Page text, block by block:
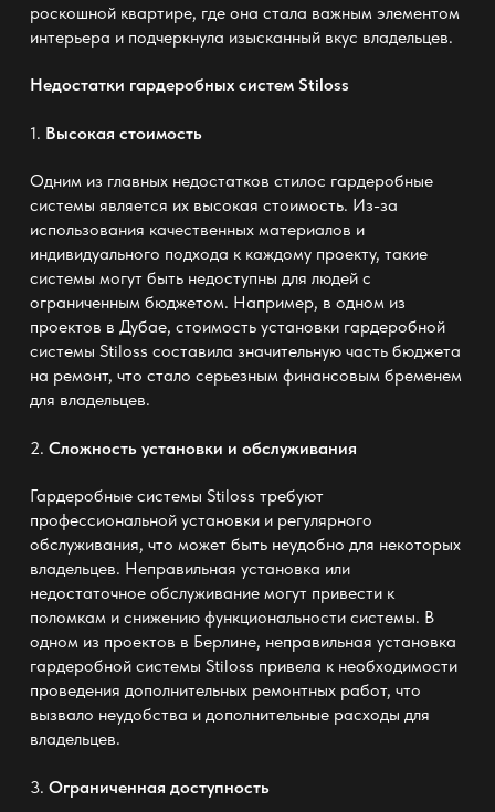
роскошной квартире, где она стала важным элементом
интерьера и подчеркнула изысканный вкус владельцев.
Недостатки гардеробных систем Stiloss
1. Высокая стоимость
Одним из главных недостатков стилос гардеробные
системы является их высокая стоимость. Из-за
использования качественных материалов и
индивидуального подхода к каждому проекту, такие
системы могут быть недоступны для людей с
ограниченным бюджетом. Например, в одном из
проектов в Дубае, стоимость установки гардеробной
системы Stiloss составила значительную часть бюджета
на ремонт, что стало серьезным финансовым бременем
для владельцев.
2. Сложность установки и обслуживания
Гардеробные системы Stiloss требуют
профессиональной установки и регулярного
обслуживания, что может быть неудобно для некоторых
владельцев. Неправильная установка или
недостаточное обслуживание могут привести к
поломкам и снижению функциональности системы. В
одном из проектов в Берлине, неправильная установка
гардеробной системы Stiloss привела к необходимости
проведения дополнительных ремонтных работ, что
вызвало неудобства и дополнительные расходы для
владельцев.
3. Ограниченная доступность